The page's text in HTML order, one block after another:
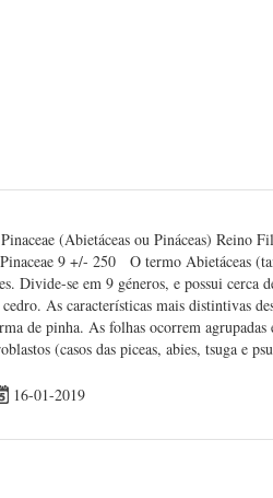
(Abietáceas ou Pináceas) Reino
9 +/- 250 O termo Abietáceas
Divide-se em 9 géneros, e possui cerca
As características mais distintivas
de pinha. As folhas ocorrem
(casos das piceas, abies, tsuga e
16-01-2019